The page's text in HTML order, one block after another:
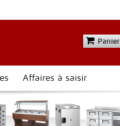
Panier
Affaires à saisir